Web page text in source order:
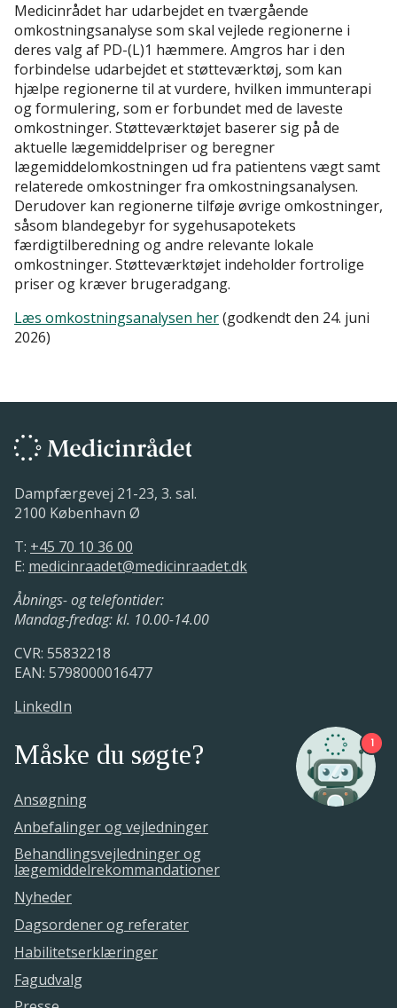
Medicinrådet har udarbejdet en tværgående
omkostningsanalyse som skal vejlede regionerne i
deres valg af PD-(L)1 hæmmere. Amgros har i den
forbindelse udarbejdet et støtteværktøj, som kan
hjælpe regionerne til at vurdere, hvilken immunterapi
og formulering, som er forbundet med de laveste
omkostninger. Støtteværktøjet baserer sig på de
aktuelle lægemiddelpriser og beregner
lægemiddelomkostningen ud fra patientens vægt samt
relaterede omkostninger fra omkostningsanalysen.
Derudover kan regionerne tilføje øvrige omkostninger,
såsom blandegebyr for sygehusapotekets
færdigtilberedning og andre relevante lokale
omkostninger. Støtteværktøjet indeholder fortrolige
priser og kræver brugeradgang.
Læs omkostningsanalysen her(godkendt den 24. juni
2026)
Dampfærgevej 21-23, 3. sal.
2100 København Ø
T: +45 70 10 36 00
E: medicinraadet@medicinraadet.dk
Åbnings- og telefontider:
Mandag-fredag: kl. 10.00-14.00
CVR: 55832218
EAN: 5798000016477
LinkedIn
Måske du søgte?
Ansøgning
Anbefalinger og vejledninger
Behandlingsvejledninger og
lægemiddelrekommandationer
Nyheder
Dagsordener og referater
Habilitetserklæringer
Fagudvalg
1